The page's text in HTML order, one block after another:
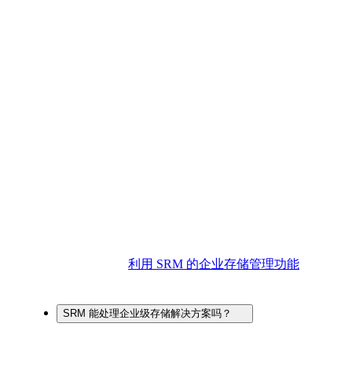
利用 SRM 的企业存储管理功能
SRM 能处理企业级存储解决方案吗？